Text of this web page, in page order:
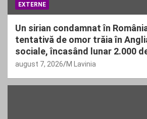
EXTERNE
Un sirian condamnat în
tentativă de omor trăia în
sociale, încasând lunar 2.000
august 7, 2026 M Lavinia